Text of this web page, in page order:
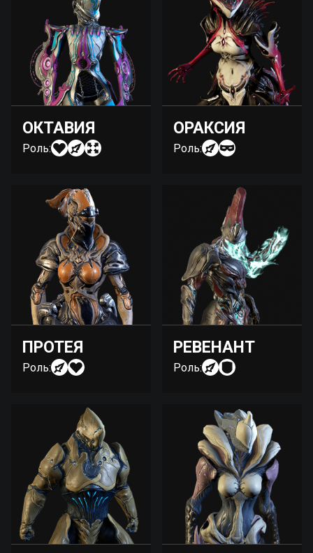
ОКТАВИЯ
Роль:
ОРАКСИЯ
Роль:
ПРОТЕЯ
Роль:
РЕВЕНАНТ
Роль: